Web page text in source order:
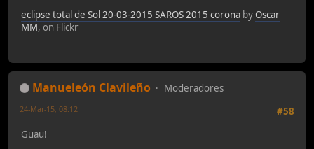
eclipse total de Sol 20-03-2015 SAROS 2015 corona byOscar
MM, on Flickr
Manueleón Clavileño
Moderadores
#58
24-Mar-15, 08:12
Guau!